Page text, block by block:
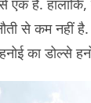
एक है.
से कम नहीं
हनोई का डोल्से